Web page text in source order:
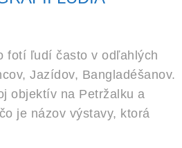
fotí ľudí často v odľahlých
Jazídov, Bangladéšanov.
objektív na Petržalku a
je názov výstavy, ktorá